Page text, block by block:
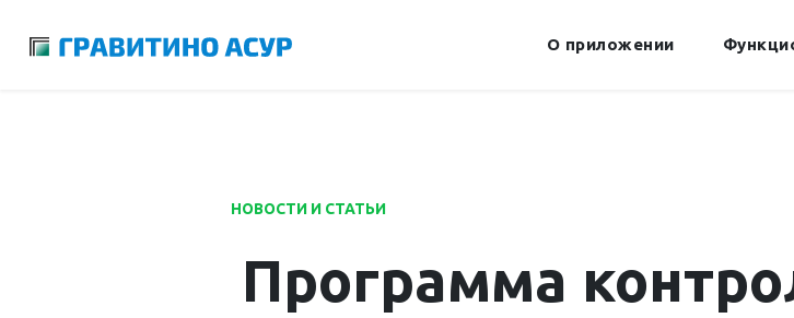
О приложении
НОВОСТИ И СТАТЬИ
Программа